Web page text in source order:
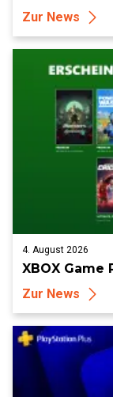
Zur News
4. August 2026
XBOX
Zur News